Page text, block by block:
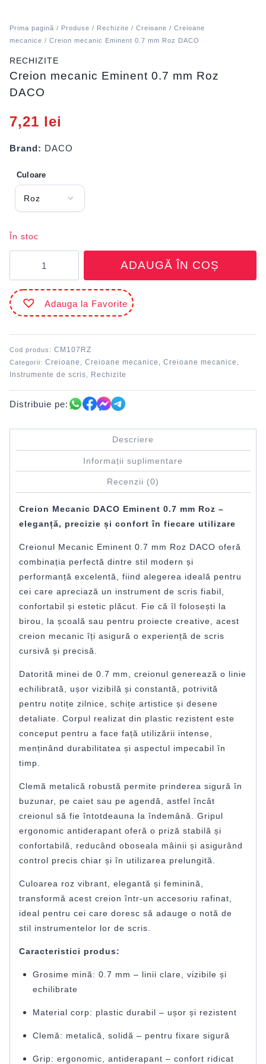
Prima pagină / Produse / Rechizite / Creioane / Creioane
mecanice / Creion mecanic Eminent 0.7 mm Roz DACO
RECHIZITE
Creion mecanic Eminent 0.7 mm Roz
DACO
7,21 lei
Brand: DACO
Culoare
În stoc
mecanic
Eminent
0.7
mm
ADAUGĂ ÎN COȘ
Adauga la Favorite
Cod produs: CM107RZ
Categorii: Creioane , Creioane mecanice , Creioane mecanice ,
Instrumente de scris, Rechizite
Distribuie pe:
Descriere
Informații suplimentare
Recenzii (0)
Creion Mecanic DACO Eminent 0.7 mm Roz –
eleganță, precizie și confort în fiecare utilizare
Creionul Mecanic Eminent 0.7 mm Roz DACO oferă
combinația perfectă dintre stil modern și
performanță excelentă, fiind alegerea ideală pentru
cei care apreciază un instrument de scris fiabil,
confortabil și estetic plăcut. Fie că îl folosești la
birou, la școală sau pentru proiecte creative, acest
creion mecanic îți asigură o experiență de scris
cursivă și precisă.
Datorită minei de 0.7 mm, creionul generează o linie
echilibrată, ușor vizibilă și constantă, potrivită
pentru notițe zilnice, schițe artistice și desene
detaliate. Corpul realizat din plastic rezistent este
conceput pentru a face față utilizării intense,
menținând durabilitatea și aspectul impecabil în
timp.
Clemă metalică robustă permite prinderea sigură în
buzunar, pe caiet sau pe agendă, astfel încât
creionul să fie întotdeauna la îndemână. Gripul
ergonomic antiderapant oferă o priză stabilă și
confortabilă, reducând oboseala mâinii și asigurând
control precis chiar și în utilizarea prelungită.
Culoarea roz vibrant, elegantă și feminină,
transformă acest creion într-un accesoriu rafinat,
ideal pentru cei care doresc să adauge o notă de
stil instrumentelor lor de scris.
Caracteristici produs:
Grosime mină: 0.7 mm – linii clare, vizibile și
echilibrate
Material corp: plastic durabil – ușor și rezistent
Clemă: metalică, solidă – pentru fixare sigură
Grip: ergonomic, antiderapant – confort ridicat